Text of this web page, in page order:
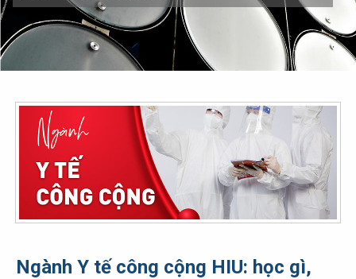
Ngành Y tế công cộng HIU: học gì,